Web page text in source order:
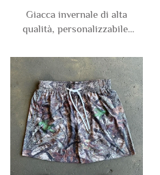
Giacca invernale di alta
qualità, personalizzabile,
pile pesante, a doppio
strato, reversibile con
cerniera, foderata in
ecopelliccia, con
cappuccio